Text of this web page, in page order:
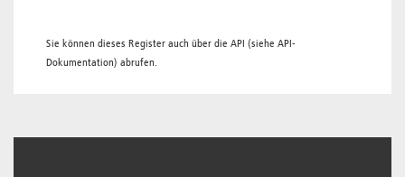
Sie können dieses Register auch über die API (siehe API-
Dokumentation) abrufen.